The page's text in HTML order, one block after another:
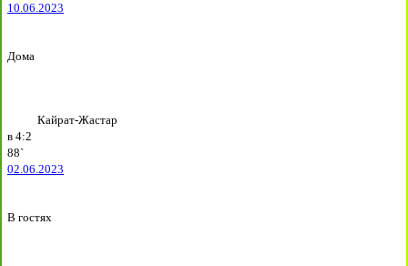
10.06.2023
Дома
Кайрат-Жастар
в 4:2
88`
02.06.2023
В гостях